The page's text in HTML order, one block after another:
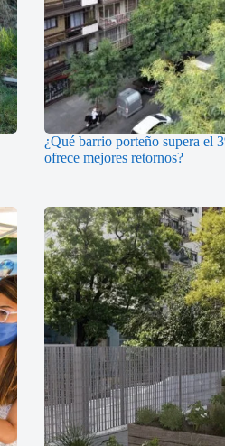
¿Qué barrio porteño supera el
ofrece mejores retornos?